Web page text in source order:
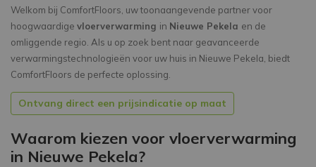
Welkom bij ComfortFloors, uw toonaangevende partner voor
hoogwaardige vloerverwarming in Nieuwe Pekela en de
omliggende regio. Als u op zoek bent naar geavanceerde
verwarmingstechnologieën voor uw huis in Nieuwe Pekela, biedt
ComfortFloors de perfecte oplossing.
Ontvang direct een prijsindicatie op maat
Waarom kiezen voor vloerverwarming
in Nieuwe Pekela?